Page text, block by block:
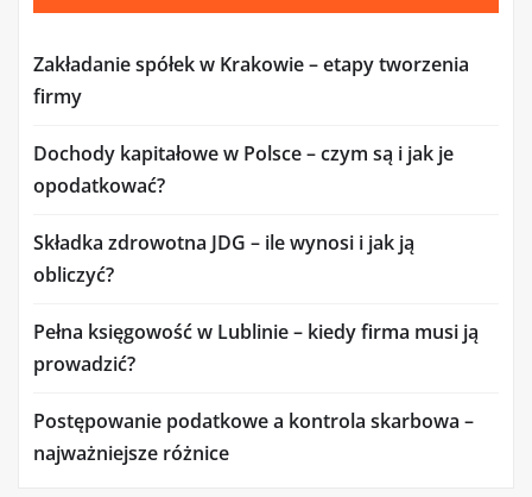
Zakładanie spółek w Krakowie – etapy tworzenia
firmy
Dochody kapitałowe w Polsce – czym są i jak je
opodatkować?
Składka zdrowotna JDG – ile wynosi i jak ją
obliczyć?
Pełna księgowość w Lublinie – kiedy firma musi ją
prowadzić?
Postępowanie podatkowe a kontrola skarbowa –
najważniejsze różnice